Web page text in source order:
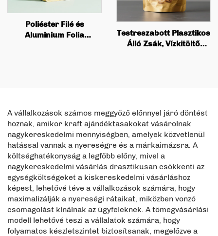
Poliéster Filé és
Aluminium Folia
Testreszabott Plasztikos
Álló Zsák, Vízkitöltő
A vállalkozások számos meggyőző előnnyel járó döntést
hoznak, amikor kraft ajándéktasakokat vásárolnak
nagykereskedelmi mennyiségben, amelyek közvetlenül
hatással vannak a nyereségre és a márkaimázsra. A
költséghatékonyság a legfőbb előny, mivel a
nagykereskedelmi vásárlás drasztikusan csökkenti az
egységköltségeket a kiskereskedelmi vásárláshoz
képest, lehetővé téve a vállalkozások számára, hogy
maximalizálják a nyereségi rátaikat, miközben vonzó
csomagolást kínálnak az ügyfeleknek. A tömegvásárlási
modell lehetővé teszi a vállalatok számára, hogy
folyamatos készletszintet biztosítsanak, megelőzve a